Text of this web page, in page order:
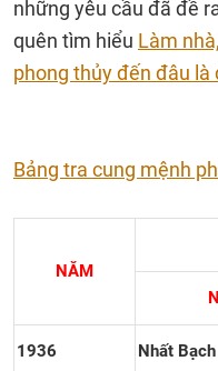
những yêu cầu đã đề
quên tìm hiểu Làm
phong thủy đến đâu là
Bảng tra cung mệnh
NĂM
1936 Nhất Bạch